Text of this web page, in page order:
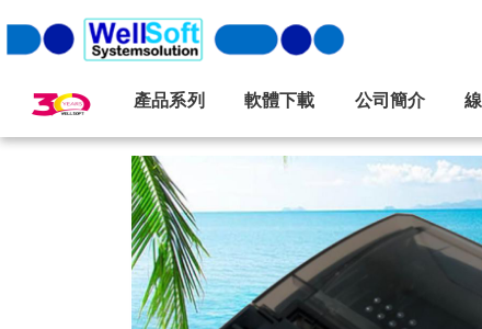
產品系列 軟體下載 公司簡介